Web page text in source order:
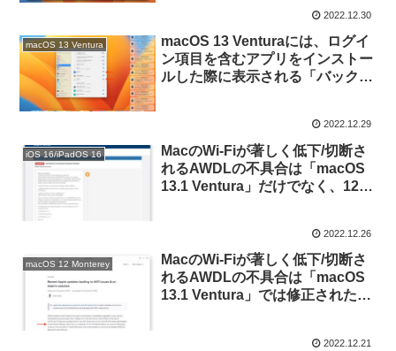
2022.12.30
macOS 13 Ventura
macOS 13 Venturaには、ログイ
ン項目を含むアプリをインストー
ルした際に表示される「バックグ
れ続けてしまう不具合があるもよ
う。
2022.12.29
iOS 16/iPadOS 16
MacのWi-Fiが著しく低下/切断さ
れるAWDLの不具合は「macOS
13.1 Ventura」だけでなく、12月
で広く修正されたもよう。2022.12.26
macOS 12 Monterey
MacのWi-Fiが著しく低下/切断さ
れるAWDLの不具合は「macOS
13.1 Ventura」では修正されたも
2022.12.21